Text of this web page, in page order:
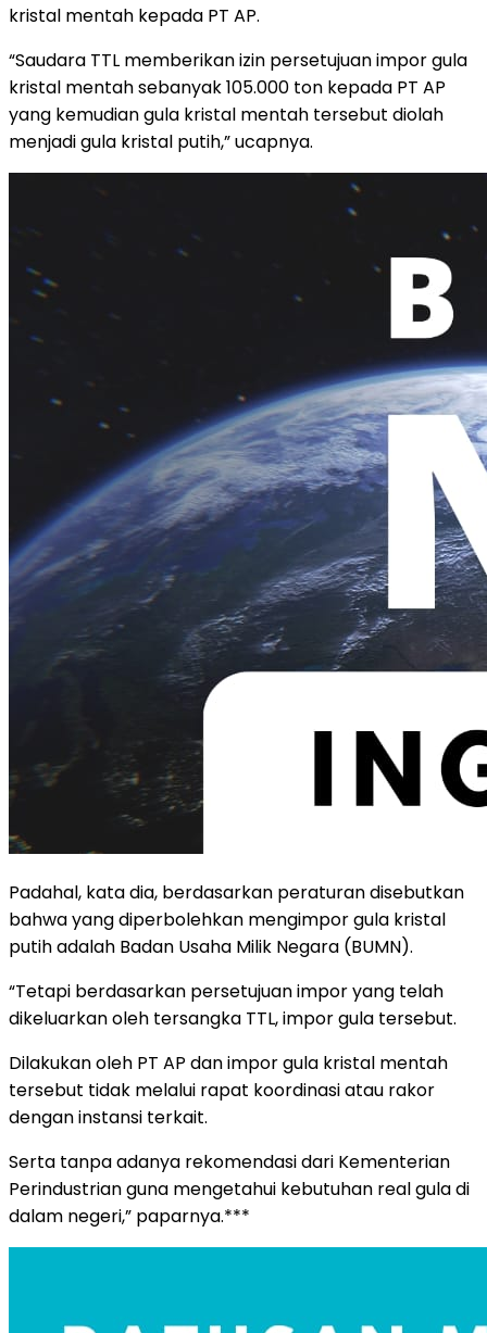
kristal mentah kepada PT AP.
“Saudara TTL memberikan izin persetujuan impor gula
kristal mentah sebanyak 105.000 ton kepada PT AP
yang kemudian gula kristal mentah tersebut diolah
menjadi gula kristal putih,” ucapnya.
Padahal, kata dia, berdasarkan peraturan disebutkan
bahwa yang diperbolehkan mengimpor gula kristal
putih adalah Badan Usaha Milik Negara (BUMN).
“Tetapi berdasarkan persetujuan impor yang telah
dikeluarkan oleh tersangka TTL, impor gula tersebut.
Dilakukan oleh PT AP dan impor gula kristal mentah
tersebut tidak melalui rapat koordinasi atau rakor
dengan instansi terkait.
Serta tanpa adanya rekomendasi dari Kementerian
Perindustrian guna mengetahui kebutuhan real gula di
dalam negeri,” paparnya.***